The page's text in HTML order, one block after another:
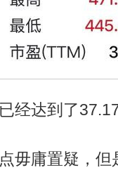
经达到了
毋庸置疑，